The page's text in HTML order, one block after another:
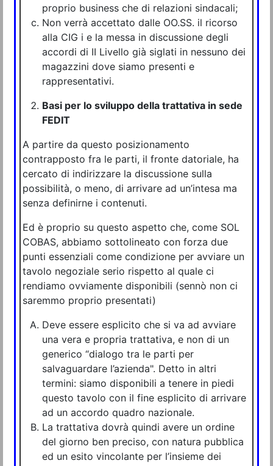
proprio business che di relazioni sindacali;
Non verrà accettato dalle OO.SS. il ricorso
alla CIG i e la messa in discussione degli
accordi di II Livello già siglati in nessuno dei
magazzini dove siamo presenti e
rappresentativi.
Basi per lo sviluppo della trattativa in sede
FEDIT
A partire da questo posizionamento
contrapposto fra le parti, il fronte datoriale, ha
cercato di indirizzare la discussione sulla
possibilità, o meno, di arrivare ad un’intesa ma
senza definirne i contenuti.
Ed è proprio su questo aspetto che, come SOL
COBAS, abbiamo sottolineato con forza due
punti essenziali come condizione per avviare un
tavolo negoziale serio rispetto al quale ci
rendiamo ovviamente disponibili (sennò non ci
saremmo proprio presentati)
Deve essere esplicito che si va ad avviare
una vera e propria trattativa, e non di un
generico “dialogo tra le parti per
salvaguardare l’azienda". Detto in altri
termini: siamo disponibili a tenere in piedi
questo tavolo con il fine esplicito di arrivare
ad un accordo quadro nazionale.
La trattativa dovrà quindi avere un ordine
del giorno ben preciso, con natura pubblica
ed un esito vincolante per l’insieme dei